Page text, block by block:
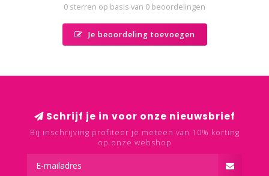
0 sterren op basis van 0 beoordelingen
Je beoordeling toevoegen
Schrijf je in voor onze nieuwsbrief
Bij inschrijving profiteer je meteen van 10% korting
op onze webshop